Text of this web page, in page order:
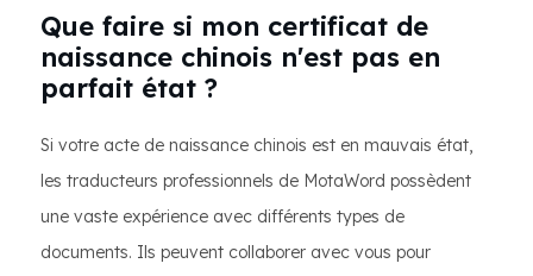
Que faire si mon certificat de
naissance chinois n'est pas en
parfait état ?
Si votre acte de naissance chinois est en mauvais état,
les traducteurs professionnels de MotaWord possèdent
une vaste expérience avec différents types de
documents. Ils peuvent collaborer avec vous pour